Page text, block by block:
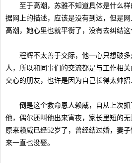
至于高潮，苏雅不知道具体是什么样
据网上的描述，应该是没有到达，但是
高潮，她心里也就平衡了，没有去纠结这
程辉不太善于交际，他一心只想破多
人，所以和同事们的交流都是与工作相
交心的朋友，也许是因为自己长得太帅招
倒是这个救命恩人赖威，自从上次抓
他，偶尔还叫他出来宵夜，家长里短的无
原来赖威已经52岁了，曾经结过婚，妻
来一直也没娶。